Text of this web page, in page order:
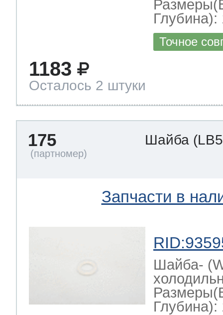
Глубина):
Точное
1183
Осталось 2 штуки
175 Шайба
Запчасти в
Шайба-
Глубина):